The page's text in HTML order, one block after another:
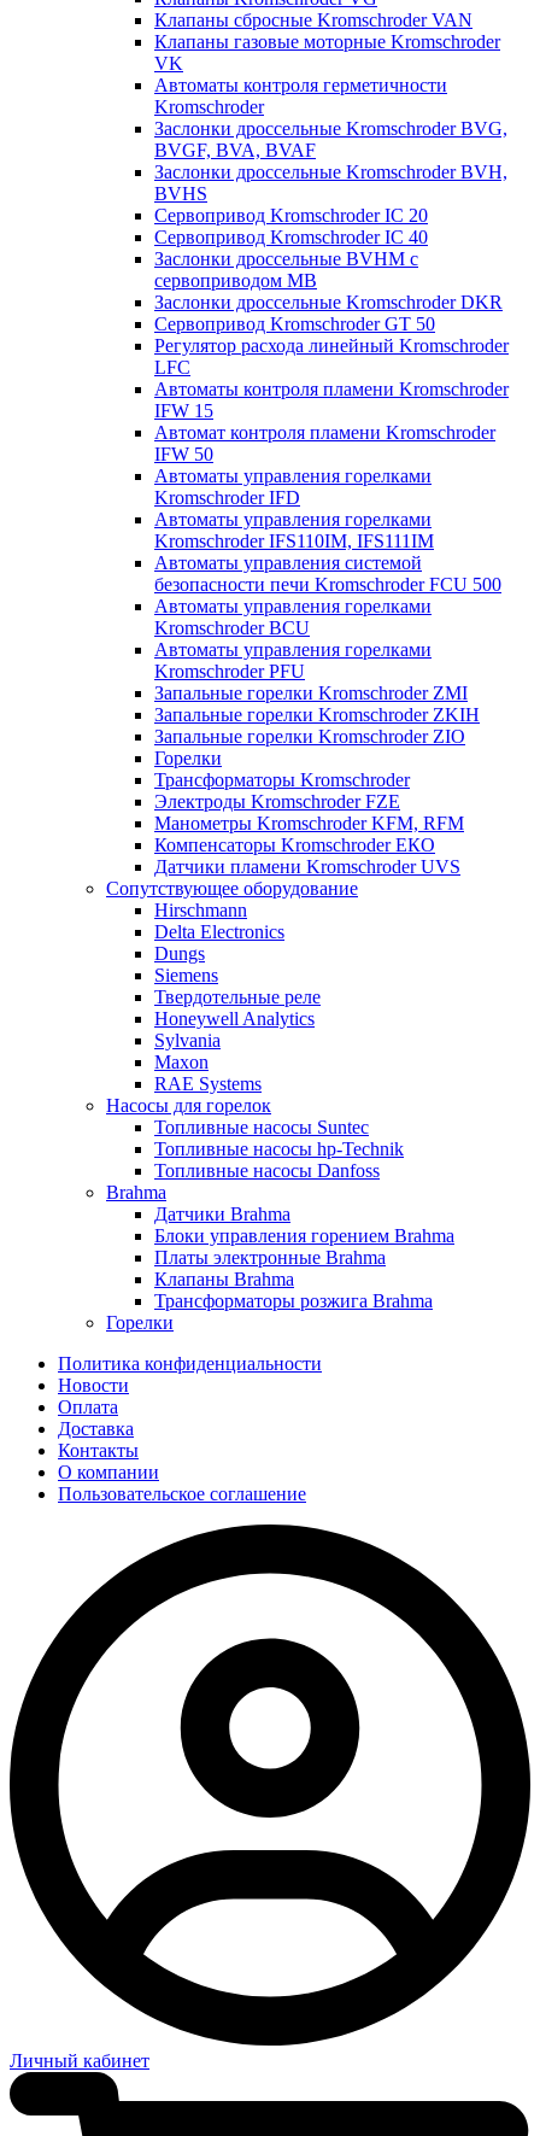
Клапаны сбросные Kromschroder VAN
Клапаны газовые моторные Kromschroder
VK
Автоматы контроля герметичности
Kromschroder
Заслонки дроссельные Kromschroder BVG,
BVGF, BVA, BVAF
Заслонки дроссельные Kromschroder BVH,
BVHS
Сервопривод Kromschroder IC 20
Сервопривод Kromschroder IC 40
Заслонки дроссельные BVHM с
сервоприводом МВ
Заслонки дроссельные Kromschroder DKR
Cервопривод Kromschroder GT 50
Регулятор расхода линейный Kromschroder
LFC
Автоматы контроля пламени Kromschroder
IFW 15
Автомат контроля пламени Kromschroder
IFW 50
Автоматы управления горелками
Kromschroder IFD
Автоматы управления горелками
Kromschroder IFS110IM, IFS111IM
Автоматы управления системой
безопасности печи Kromschroder FCU 500
Автоматы управления горелками
Kromschroder BCU
Автоматы управления горелками
Kromschroder PFU
Запальные горелки Kromschroder ZМI
Запальные горелки Kromschroder ZKIH
Запальные горелки Kromschroder ZIO
Горелки
Трансформаторы Kromschroder
Электроды Kromschroder FZE
Манометры Kromschroder KFM, RFM
Компенсаторы Kromschroder ЕКО
Датчики пламени Kromschroder UVS
Сопутствующее оборудование
Hirschmann
Delta Electronics
Dungs
Siemens
Твердотельные реле
Honeywell Analytics
Sylvania
Maxon
RAE Systems
Насосы для горелок
Топливные насосы Suntec
Топливные насосы hp-Technik
Топливные насосы Danfoss
Brahma
Датчики Brahma
Блоки управления горением Brahma
Платы электронные Brahma
Клапаны Brahma
Трансформаторы розжига Brahma
Горелки
Политика конфиденциальности
Новости
Оплата
Доставка
Контакты
О компании
Пользовательское соглашение
Личный кабинет